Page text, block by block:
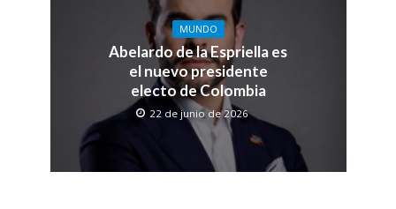
MUNDO
Abelardo de la Espriella es
el nuevo presidente
electo de Colombia
22 de junio de 2026